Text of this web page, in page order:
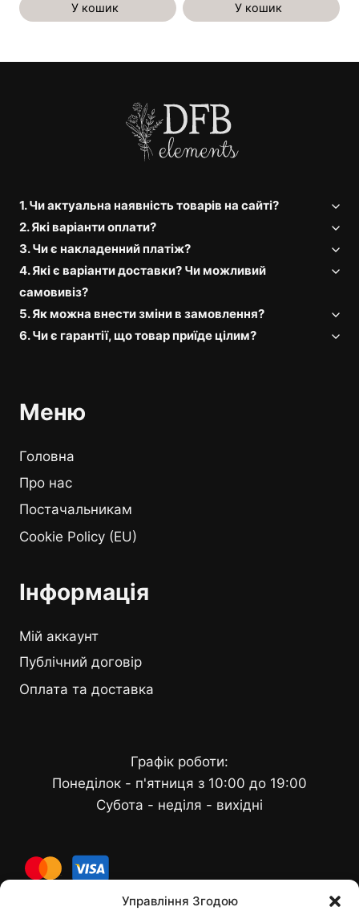
Управління Згодою
У кошик У кошик
1. Чи актуальна наявність товарів на сайті?
2. Які варіанти оплати?
3. Чи є накладенний платіж?
4. Які є варіанти доставки? Чи можливий
самовивіз?
5. Як можна внести зміни в замовлення?
6. Чи є гарантії, що товар приїде цілим?
Меню
Головна
Про нас
Постачальникам
Cookie Policy (EU)
Інформація
Мій аккаунт
Публічний договір
Оплата та доставка
Графік роботи:
Понеділок - п'ятниця з 10:00 до 19:00
Субота - неділя - вихідні